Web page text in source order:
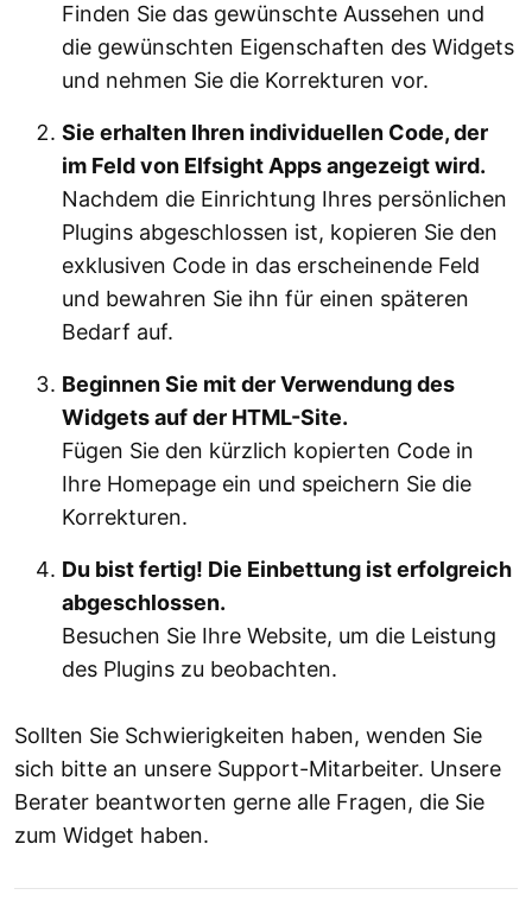
Finden Sie das gewünschte Aussehen und
die gewünschten Eigenschaften des Widgets
und nehmen Sie die Korrekturen vor.
Sie erhalten Ihren individuellen Code, der
im Feld von Elfsight Apps angezeigt wird.
Nachdem die Einrichtung Ihres persönlichen
Plugins abgeschlossen ist, kopieren Sie den
exklusiven Code in das erscheinende Feld
und bewahren Sie ihn für einen späteren
Bedarf auf.
Beginnen Sie mit der Verwendung des
Widgets auf der HTML-Site.
Fügen Sie den kürzlich kopierten Code in
Ihre Homepage ein und speichern Sie die
Korrekturen.
Du bist fertig! Die Einbettung ist erfolgreich
abgeschlossen.
Besuchen Sie Ihre Website, um die Leistung
des Plugins zu beobachten.
Sollten Sie Schwierigkeiten haben, wenden Sie
sich bitte an unsere Support-Mitarbeiter. Unsere
Berater beantworten gerne alle Fragen, die Sie
zum Widget haben.